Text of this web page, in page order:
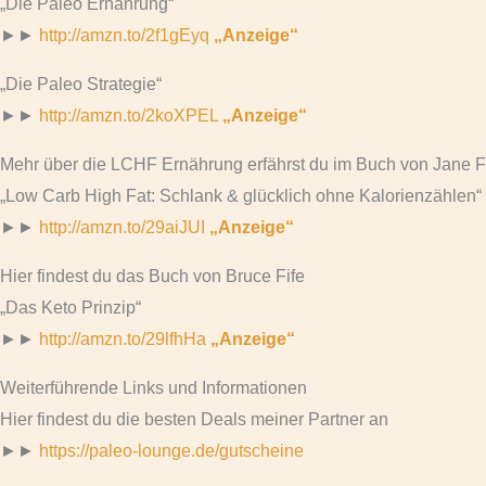
„Die Paleo Ernährung“
►► http://amzn.to/2f1gEyq „Anzeige“
„Die Paleo Strategie“
►► http://amzn.to/2koXPEL „Anzeige“
Mehr über die LCHF Ernährung erfährst du im Buch von Jane
„Low Carb High Fat: Schlank & glücklich ohne Kalorienzählen“
►► http://amzn.to/29aiJUI „Anzeige“
Hier findest du das Buch von Bruce Fife
„Das Keto Prinzip“
►► http://amzn.to/29lfhHa „Anzeige“
Weiterführende Links und Informationen
Hier findest du die besten Deals meiner Partner an
►► https://paleo-lounge.de/gutscheine